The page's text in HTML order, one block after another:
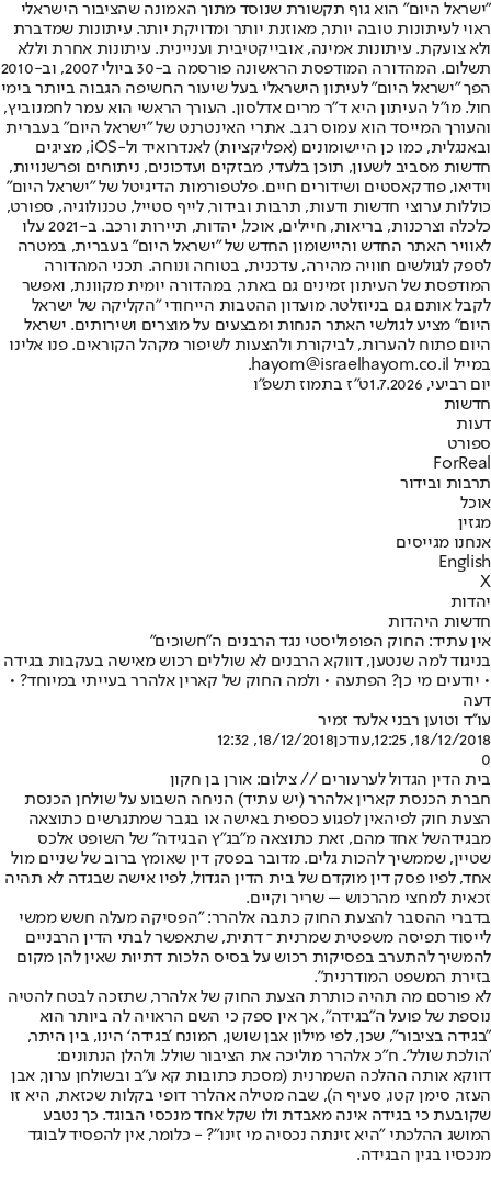
"ישראל היום" הוא גוף תקשורת שנוסד מתוך האמונה שהציבור הישראלי
ראוי לעיתונות טובה יותר, מאוזנת יותר ומדויקת יותר. עיתונות שמדברת
ולא צועקת. עיתונות אמינה, אובייקטיבית ועניינית. עיתונות אחרת וללא
תשלום. המהדורה המודפסת הראשונה פורסמה ב-30 ביולי 2007, וב-2010
הפך "ישראל היום" לעיתון הישראלי בעל שיעור החשיפה הגבוה ביותר בימי
חול. מו"ל העיתון היא ד"ר מרים אדלסון. העורך הראשי הוא עמר לחמנוביץ,
והעורך המייסד הוא עמוס רגב. אתרי האינטרנט של "ישראל היום" בעברית
ובאנגלית, כמו כן היישומונים (אפליקציות) לאנדרואיד ול-iOS, מציגים
חדשות מסביב לשעון, תוכן בלעדי, מבזקים ועדכונים, ניתוחים ופרשנויות,
וידיאו, פודקאסטים ושידורים חיים. פלטפורמות הדיגיטל של "ישראל היום"
כוללות ערוצי חדשות ודעות, תרבות ובידור, לייף סטייל, טכנולוגיה, ספורט,
כלכלה וצרכנות, בריאות, חיילים, אוכל, יהדות, תיירות ורכב. ב-2021 עלו
לאוויר האתר החדש והיישומון החדש של "ישראל היום" בעברית, במטרה
לספק לגולשים חוויה מהירה, עדכנית, בטוחה ונוחה. תכני המהדורה
המודפסת של העיתון זמינים גם באתר, במהדורה יומית מקוונת, ואפשר
לקבל אותם גם בניוזלטר. מועדון ההטבות הייחודי "הקליקה של ישראל
היום" מציע לגולשי האתר הנחות ומבצעים על מוצרים ושירותים. ישראל
היום פתוח להערות, לביקורת ולהצעות לשיפור מקהל הקוראים. פנו אלינו
במייל hayom@israelhayom.co.il.
יום רביעי, 1.7.2026
ט"ז בתמוז תשפ"ו
חדשות
דעות
ספורט
ForReal
תרבות ובידור
אוכל
מגזין
אנחנו מגייסים
English
X
יהדות
חדשות היהדות
אין עתיד: החוק הפופוליסטי נגד הרבנים ה"חשוכים"
בניגוד למה שנטען, דווקא הרבנים לא שוללים רכוש מאישה בעקבות בגידה
• יודעים מי כן? הפתעה • ולמה החוק של קארין אלהרר בעייתי במיוחד? •
דעה
עו''ד וטוען רבני אלעד זמיר
18/12/2018, 12:25
,עודכן18/12/2018, 12:32
0
בית הדין הגדול לערעורים // צילום: אורן בן חקון
חברת הכנסת קארין אלהרר (יש עתיד) הניחה השבוע על שולחן הכנסת
הצעת חוק לפיהאין לפגוע כספית באישה או בגבר שמתגרשים כתוצאה
מבגידהשל אחד מהם, זאת כתוצאה מ"בג"ץ הבגידה" של השופט אלכס
שטיין, שממשיך להכות גלים. מדובר בפסק דין שאומץ ברוב של שניים מול
אחד, לפיו פסק דין מוקדם של בית הדין הגדול, לפיו אישה שבגדה לא תהיה
זכאית למחצי מהרכוש – שריר וקיים.
בדברי ההסבר להצעת החוק כתבה אלהרר: "הפסיקה מעלה חשש ממשי
לייסוד תפיסה משפטית שמרנית ־ דתית, שתאפשר לבתי הדין הרבניים
להמשיך להתערב בפסיקות רכוש על בסיס הלכות דתיות שאין להן מקום
בזירת המשפט המודרנית״.
לא פורסם מה תהיה כותרת הצעת החוק של אלהרר, שתזכה לבטח להטיה
נוספת של פועל ה״בגידה״, אך אין ספק כי השם הראויה לה ביותר הוא
״בגידה בציבור״, שכן, לפי מילון אבן שושן, המונח ’בגידה‘ הינו, בין היתר,
'הולכת שולל'. ח"כ אלהרר מוליכה את הציבור שולל. ולהלן הנתונים:
דווקא אותה ההלכה השמרנית (מסכת כתובות קא ע"ב ובשולחן ערוך, אבן
העזר, סימן קטו, סעיף ה), שבה מטילה אהלרר דופי בקלות שכזאת, היא זו
שקובעת כי בגידה אינה מאבדת ולו שקל אחד מנכסי הבוגד. כך נטבע
המושג ההלכתי "היא זינתה נכסיה מי זינו"? - כלומר, אין להפסיד לבוגד
מנכסיו בגין הבגידה.